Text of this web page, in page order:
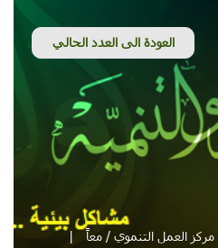
العمل التنموي / معاً
|